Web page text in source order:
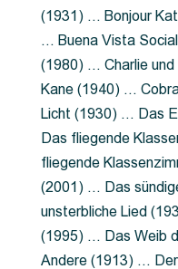
(1931) … Bonjour
… Buena Vista
(1980) … Charlie
Kane (1940) …
Licht (1930) … Das
Das fliegende
fliegende
(2001) … Das
unsterbliche Lied
(1995) … Das Weib
Andere (1913) …